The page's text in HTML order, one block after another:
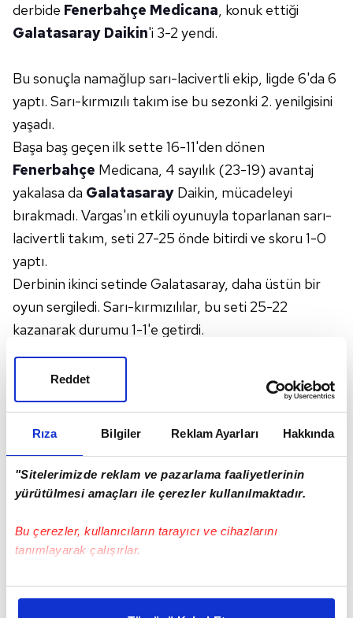
Rıza Bilgiler Reklam Ayarları Hakkında
"Sitelerimizde reklam ve pazarlama faaliyetlerinin
yürütülmesi amaçları ile çerezler kullanılmaktadır.
Bu çerezler, kullanıcıların tarayıcı ve cihazlarını
tanımlayarak çalışırlar.
Bu çerezlere izin vermeniz halinde sizlere özel
Reddet
derbide Fenerbahçe Medicana, konuk ettiği
Galatasaray Daikin'i 3-2 yendi.
Bu sonuçla namağlup sarı-lacivertli ekip, ligde 6'da 6
yaptı. Sarı-kırmızılı takım ise bu sezonki 2. yenilgisini
yaşadı.
Başa baş geçen ilk sette 16-11'den dönen
Fenerbahçe Medicana, 4 sayılık (23-19) avantaj
yakalasa da Galatasaray Daikin, mücadeleyi
bırakmadı. Vargas'ın etkili oyunuyla toparlanan sarı-
lacivertli takım, seti 27-25 önde bitirdi ve skoru 1-0
yaptı.
Derbinin ikinci setinde Galatasaray, daha üstün bir
oyun sergiledi. Sarı-kırmızılılar, bu seti 25-22
kazanarak durumu 1-1'e getirdi.
Çekişmeli bir oyuna sahne olan üçüncü seti
Fenerbahçe, 25-23'lük skorla üstün tamamladı ve
yeniden öne geçti: 2-1.
başlangıç yaptı. Sarı-kırmızılılar, büyük mücadele
yaşanan seti 27-25 önde kapattı ve yeniden skorda
eşitliği sağladı: 2-2.
da 3-2 kazandı.